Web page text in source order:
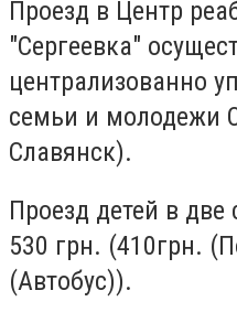
Проезд в Центр
"Сергеевка"
централизованно
семьи и молодежи
Славянск).
Проезд детей в две
530 грн. (410грн.
(Автобус)).